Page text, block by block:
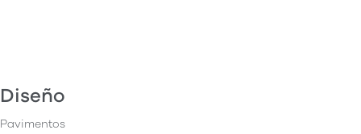
Diseño
Pavimentos